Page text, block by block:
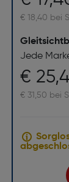
€ 18,40 bei
Jede
€
€ 31,50 bei